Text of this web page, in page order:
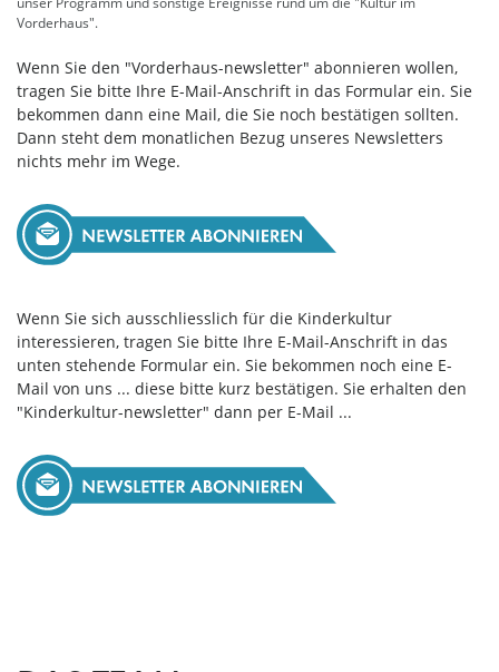
Vorderhaus".
Wenn Sie den "Vorderhaus-newsletter" abonnieren wollen,
tragen Sie bitte Ihre E-Mail-Anschrift in das Formular ein. Sie
bekommen dann eine Mail, die Sie noch bestätigen sollten.
Dann steht dem monatlichen Bezug unseres Newsletters
nichts mehr im Wege.
Wenn Sie sich ausschliesslich für die Kinderkultur
interessieren, tragen Sie bitte Ihre E-Mail-Anschrift in das
unten stehende Formular ein. Sie bekommen noch eine E-
Mail von uns ... diese bitte kurz bestätigen. Sie erhalten den
"Kinderkultur-newsletter" dann per E-Mail ...